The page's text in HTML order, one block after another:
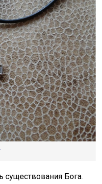
существования Бога.